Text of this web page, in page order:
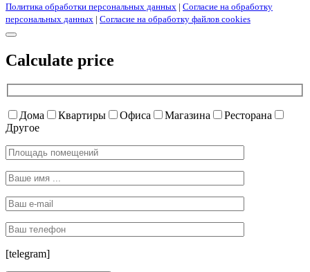
Политика обработки персональных данных | Согласие на обработку
персональных данных | Согласие на обработку файлов cookies
Calculate price
Дома Квартиры Офиса Магазина
Ресторана
Другое
[telegram]